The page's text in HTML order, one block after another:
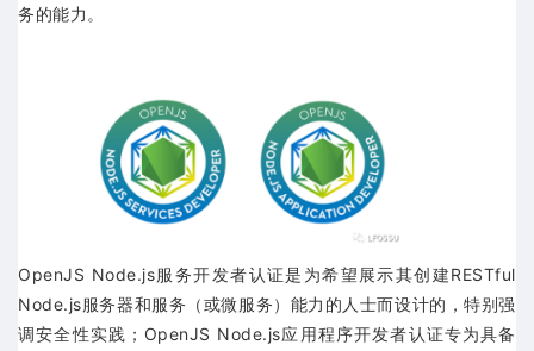
务的能力。
OpenJS Node.js服务开发者认证是为希望展示其创建RESTful
Node.js服务器和服务（或微服务）能力的人士而设计的，特别强
调安全性实践；OpenJS Node.js应用程序开发者认证专为具备